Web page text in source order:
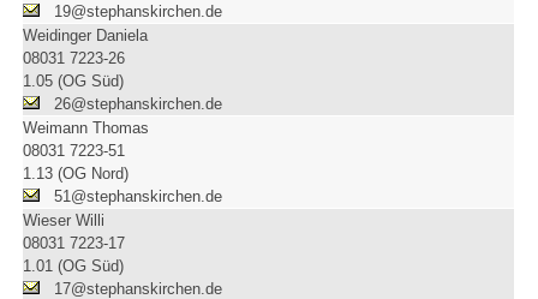
19@stephanskirchen.de
Weidinger Daniela
08031 7223-26
1.05 (OG Süd)
26@stephanskirchen.de
Weimann Thomas
08031 7223-51
1.13 (OG Nord)
51@stephanskirchen.de
Wieser Willi
08031 7223-17
1.01 (OG Süd)
17@stephanskirchen.de